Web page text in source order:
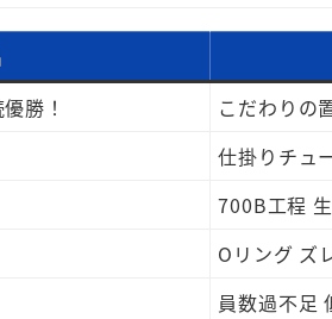
勝！
こだわりの
仕掛りチュ
700B工程
Oリング ズ
員数過不足